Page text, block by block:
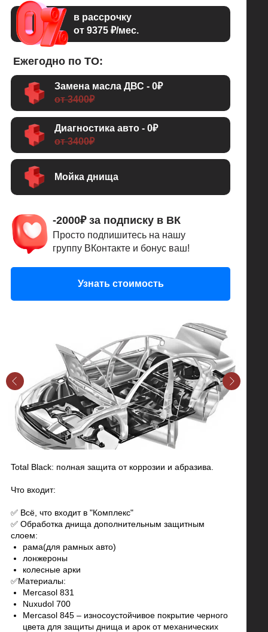
-2000₽ за подписку в ВК
Просто подпишитесь на нашу
группу ВКонтакте и бонус ваш!
Ежегодно по ТО:
Узнать стоимость
Мойка днища
Диагностика авто - 0₽
от 3400₽
в рассрочку
от 9375 ₽/мес.
Замена масла ДВС - 0₽
от 3400₽
Total Black: полная защита от коррозии и абразива.
Что входит:
✅ Всё, что входит в "Комплекс"
✅ Обработка днища дополнительным защитным
слоем:
рама(для рамных авто)
лонжероны
колесные арки
✅Материалы:
Mercasol 831
Nuxudol 700
Mercasol 845 – износоустойчивое покрытие черного
цвета для защиты днища и арок от механических